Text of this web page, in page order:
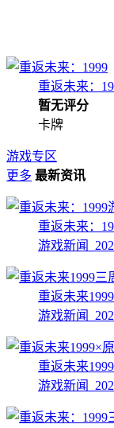
重返未来：
暂无评分
卡牌
游戏专区
更多 最新资讯
重返未来：
游戏新闻
重返未来
游戏新闻
重返未来
游戏新闻